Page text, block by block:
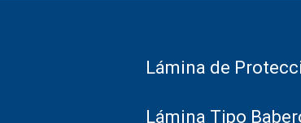
Lámina de
Lámina Tipo